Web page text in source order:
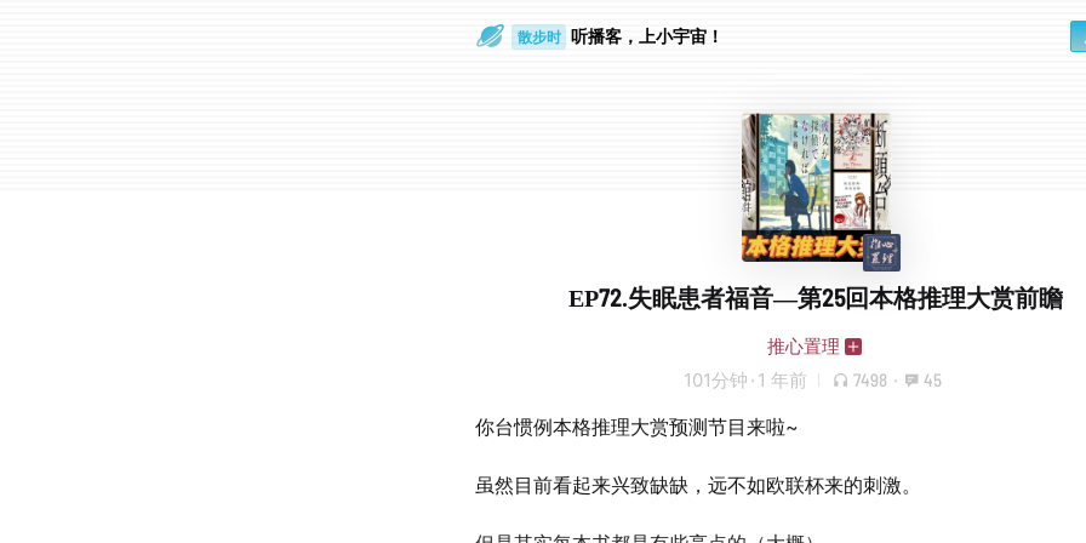
散步时 听播客，上小宇宙！
EP72.失眠患者福音—第25回本格推理大赏前瞻
推心置理
101分钟 · 1 年前 7498 · 45
你台惯例本格推理大赏预测节目来啦~
虽然目前看起来兴致缺缺，远不如欧联杯来的刺激。